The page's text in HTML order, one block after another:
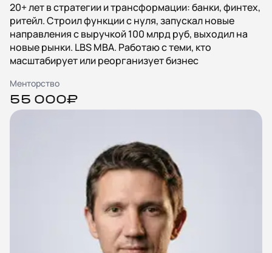
20+ лет в стратегии и трансформации: банки, финтех,
ритейл. Строил функции с нуля, запускал новые
направления с выручкой 100 млрд руб, выходил на
новые рынки. LBS MBA. Работаю с теми, кто
масштабирует или реорганизует бизнес
Менторство
55 000₽